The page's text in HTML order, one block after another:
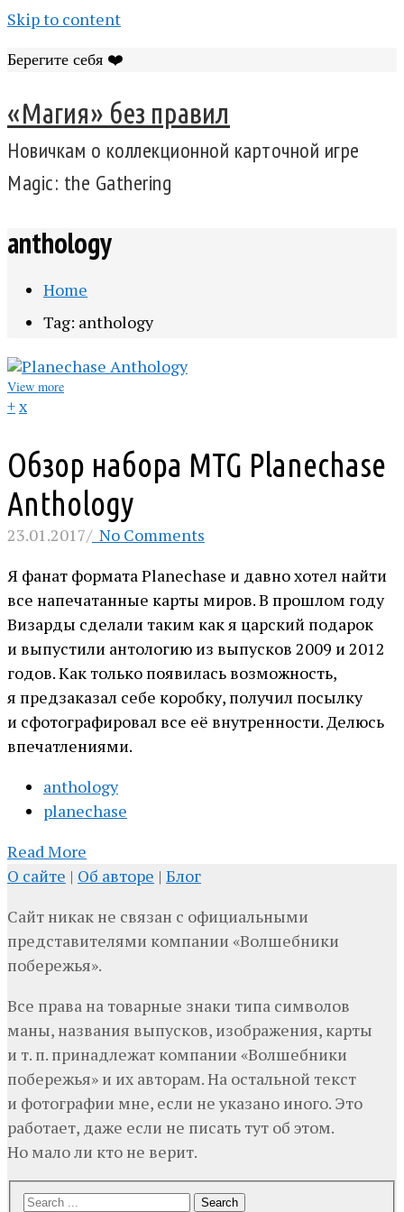
Skip to content
Берегите себя ❤️
«Магия» без правил
Новичкам о коллекционной карточной игре
Magic: the Gathering
anthology
Home
Tag: anthology
View more
+x
Обзор набора MTG Planechase
Anthology
23.01.2017/No Comments
Я фанат формата Planechase и давно хотел найти
все напечатанные карты миров. В прошлом году
Визарды сделали таким как я царский подарок
и выпустили антологию из выпусков 2009 и 2012
годов. Как только появилась возможность,
я предзаказал себе коробку, получил посылку
и сфотографировал все её внутренности. Делюсь
впечатлениями.
anthology
planechase
Read More
О сайте | Об авторе | Блог
Сайт никак не связан с официальными
представителями компании «Волшебники
побережья».
Все права на товарные знаки типа символов
маны, названия выпусков, изображения, карты
и т. п. принадлежат компании «Волшебники
побережья» и их авторам. На остальной текст
и фотографии мне, если не указано иного. Это
работает, даже если не писать тут об этом.
Но мало ли кто не верит.
Search